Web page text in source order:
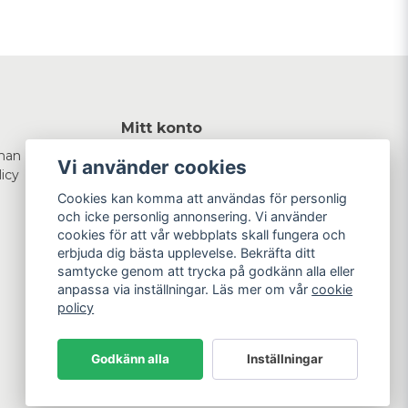
Mitt konto
Logga in
Registrera dig
Glömt lösenord?
Vi använder cookies
Cookies kan komma att användas för personlig
och icke personlig annonsering. Vi använder
cookies för att vår webbplats skall fungera och
erbjuda dig bästa upplevelse. Bekräfta ditt
samtycke genom att trycka på godkänn alla eller
anpassa via inställningar. Läs mer om vårcookie
policy
Godkänn alla Inställningar